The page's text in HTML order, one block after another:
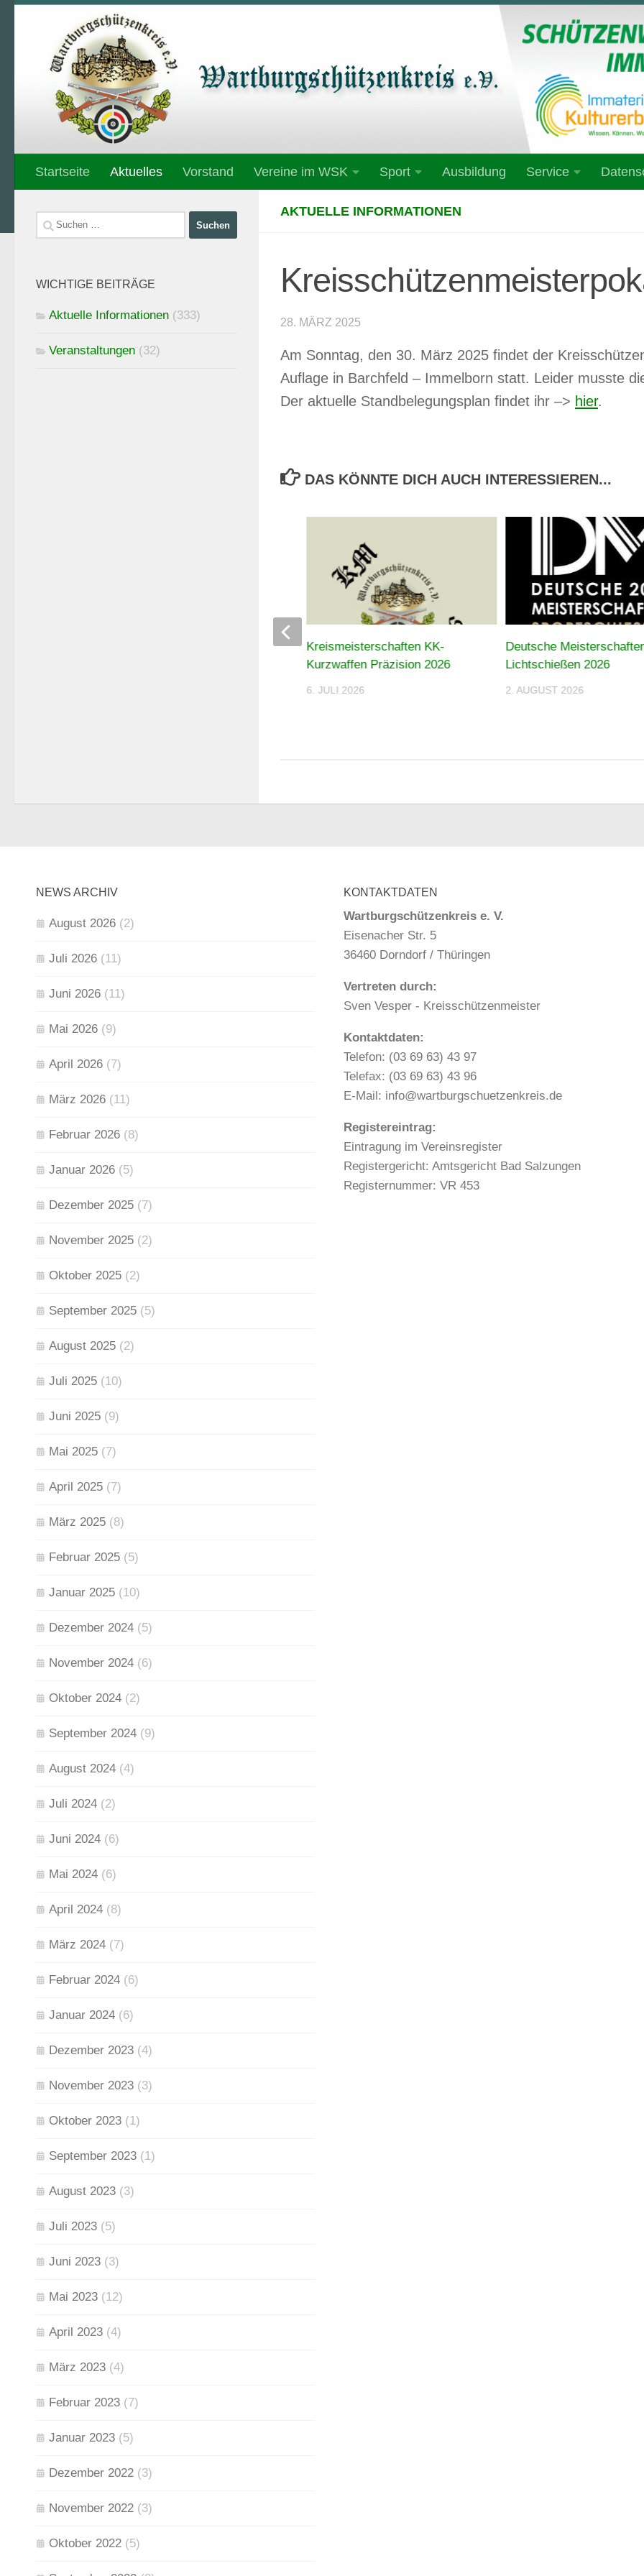
Unter dem Inhalt
Startseite Aktuelles Vorstand Vereine im WSK Sport Ausbildung Service
AKTUELLE INFORMATIONEN
28. MÄRZ 2025
Am Sonntag, den 30. März 2025 findet der
Auflage in Barchfeld – Immelborn statt. Leider musste
Der aktuelle Standbelegungsplan findet ihr –> hier.
DAS KÖNNTE DICH AUCH INTERESSIEREN...
Deutsche
Lichtschießen 2026
2. AUGUST 2026
Kreismeisterschaften KK-
Kurzwaffen Präzision 2026
6. JULI 2026
Suchen
nach:
WICHTIGE BEITRÄGE
Aktuelle Informationen (333)
Veranstaltungen (32)
NEWS ARCHIV
August 2026 (2)
Juli 2026 (11)
Juni 2026 (11)
Mai 2026 (9)
April 2026 (7)
März 2026 (11)
Februar 2026 (8)
Januar 2026 (5)
Dezember 2025 (7)
November 2025 (2)
Oktober 2025 (2)
September 2025 (5)
August 2025 (2)
Juli 2025 (10)
Juni 2025 (9)
Mai 2025 (7)
April 2025 (7)
März 2025 (8)
Februar 2025 (5)
Januar 2025 (10)
Dezember 2024 (5)
November 2024 (6)
Oktober 2024 (2)
September 2024 (9)
August 2024 (4)
Juli 2024 (2)
Juni 2024 (6)
Mai 2024 (6)
April 2024 (8)
März 2024 (7)
Februar 2024 (6)
Januar 2024 (6)
Dezember 2023 (4)
November 2023 (3)
Oktober 2023 (1)
September 2023 (1)
August 2023 (3)
Juli 2023 (5)
Juni 2023 (3)
Mai 2023 (12)
April 2023 (4)
März 2023 (4)
Februar 2023 (7)
Januar 2023 (5)
Dezember 2022 (3)
November 2022 (3)
Oktober 2022 (5)
KONTAKTDATEN
Wartburgschützenkreis e. V.
Eisenacher Str. 5
36460 Dorndorf / Thüringen
Vertreten durch:
Sven Vesper - Kreisschützenmeister
Kontaktdaten:
Telefon: (03 69 63) 43 97
Telefax: (03 69 63) 43 96
E-Mail: info@wartburgschuetzenkreis.de
Registereintrag:
Eintragung im Vereinsregister
Registergericht: Amtsgericht Bad Salzungen
Registernummer: VR 453